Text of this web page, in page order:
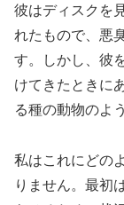
彼はディスクを
れたもので、悪
す。しかし、彼
けてきたときに
る種の動物のよ
私はこれにどの
りません。最初